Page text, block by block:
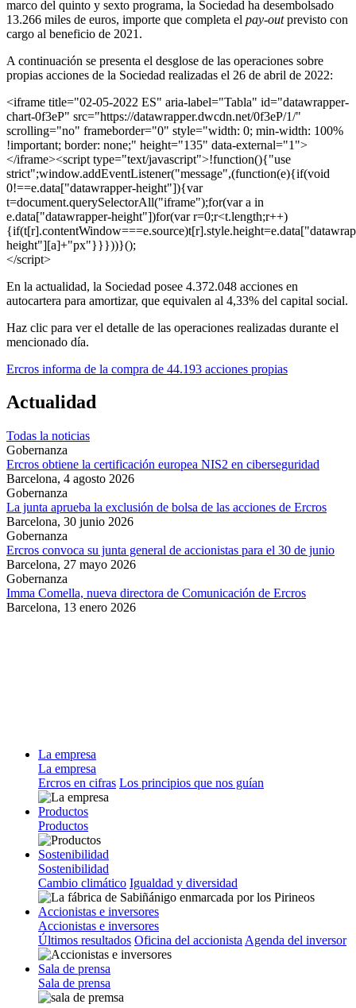
marco del quinto y sexto programa, la Sociedad ha desembolsado
13.266 miles de euros, importe que completa el pay-outprevisto con
cargo al beneficio de 2021.
A continuación se presenta el desglose de las operaciones sobre
propias acciones de la Sociedad realizadas el 26 de abril de 2022:
<iframe title="02-05-2022 ES" aria-label="Tabla" id="datawrapper-
chart-0f3eP" src="https://datawrapper.dwcdn.net/0f3eP/1/"
scrolling="no" frameborder="0" style="width: 0; min-width: 100%
!important; border: none;" height="135" data-external="1">
</iframe><script type="text/javascript">!function(){"use
strict";window.addEventListener("message",(function(e){if(void
0!==e.data["datawrapper-height"]){var
t=document.querySelectorAll("iframe");for(var a in
e.data["datawrapper-height"])for(var r=0;r<t.length;r++)
height"][a]+"px"}}}))}();
</script>
En la actualidad, la Sociedad posee 4.372.048 acciones en
autocartera para amortizar, que equivalen al 4,33% del capital social.
Haz clic para ver el detalle de las operaciones realizadas durante el
mencionado día.
Ercros informa de la compra de 44.193 acciones propias
Actualidad
Todas la noticias
Gobernanza
Ercros obtiene la certificación europea NIS2 en ciberseguridad
Barcelona, 4 agosto 2026
Gobernanza
La junta aprueba la exclusión de bolsa de las acciones de Ercros
Barcelona, 30 junio 2026
Gobernanza
Ercros convoca su junta general de accionistas para el 30 de junio
Barcelona, 27 mayo 2026
Gobernanza
Imma Comella, nueva directora de Comunicación de Ercros
Barcelona, 13 enero 2026
La empresa
La empresa
Ercros en cifras Los principios que nos guían
Productos
Productos
Sostenibilidad
Sostenibilidad
Cambio climático Igualdad y diversidad
Accionistas e inversores
Accionistas e inversores
Últimos resultados Oficina del accionista Agenda del inversor
Sala de prensa
Sala de prensa